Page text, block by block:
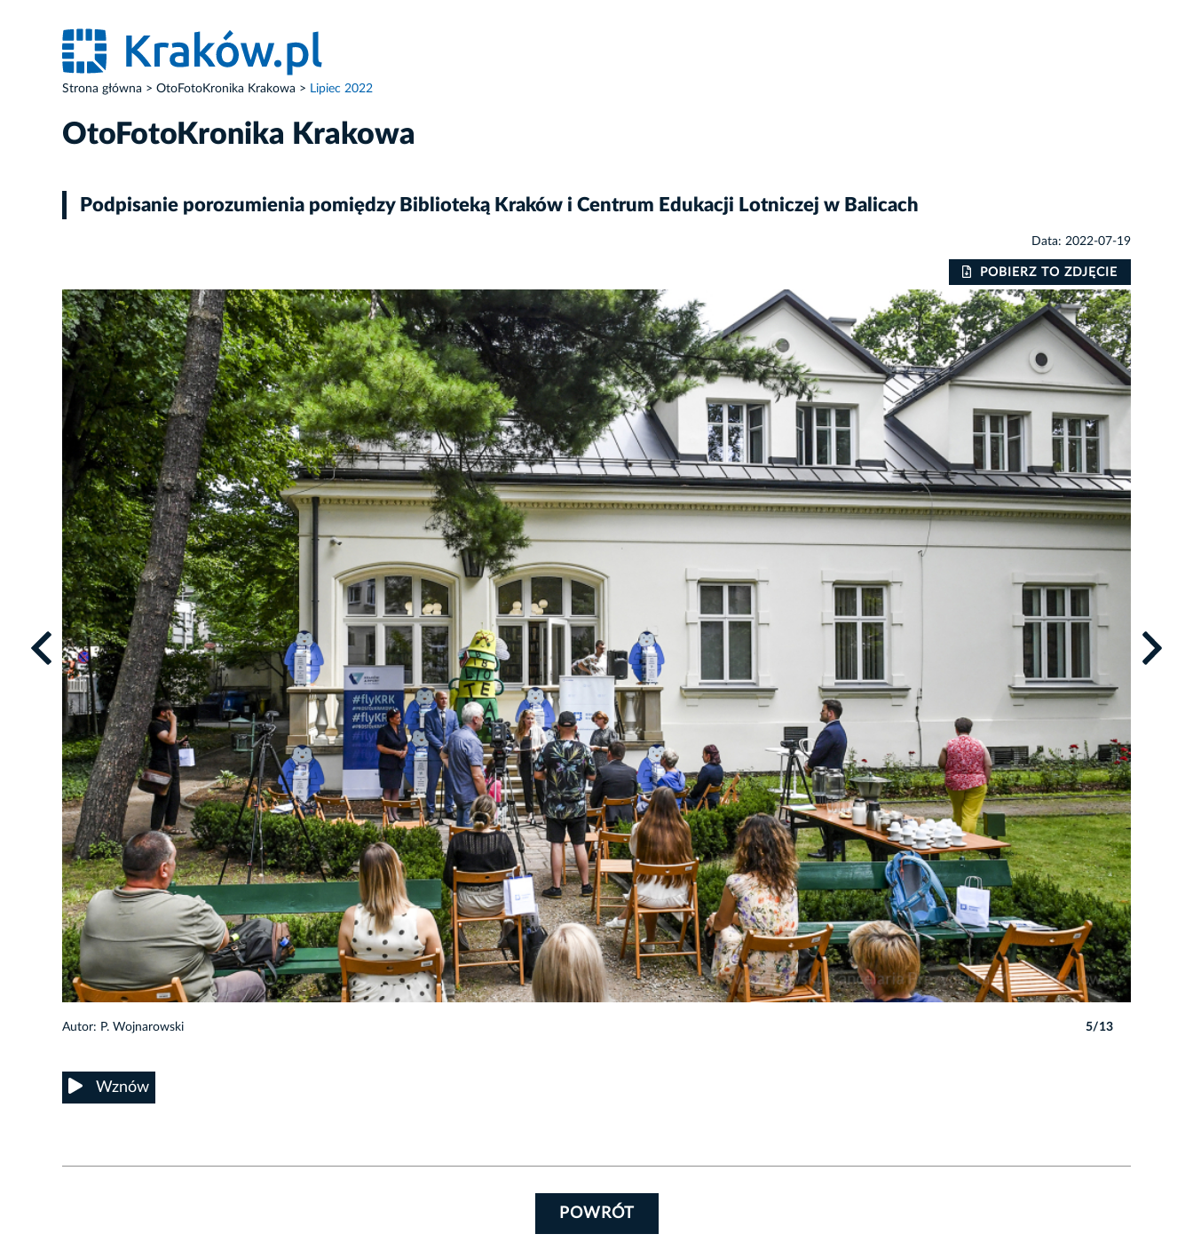
Strona główna OtoFotoKronika Krakowa Lipiec 2022
OtoFotoKronika Krakowa
Podpisanie porozumienia pomiędzy Biblioteką Kraków i Centrum Edukacji Lotniczej w Balicach
Data: 2022-07-19
POBIERZ TO ZDJĘCIE
Autor: P. Wojnarowski 5/13
Wznów
POWRÓT